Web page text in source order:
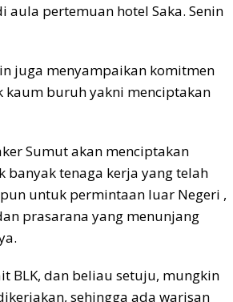
pertemuan hotel Saka. Senin
juga menyampaikan komitmen
kaum buruh yakni menciptakan
Sumut akan menciptakan
banyak tenaga kerja yang telah
untuk permintaan luar Negeri ,
prasarana yang menunjang
BLK, dan beliau setuju, mungkin
sehingga ada warisan